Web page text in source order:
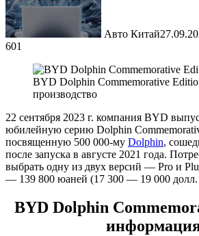
Авто Китай
601
BYD Dolphin Commemorative
производство
22 сентября 2023 г. компания BYD
юбилейную серию Dolphin
посвященную 500 000-му Dolphin,
после запуска в августе 2021 года.
выбрать одну из двух версий — Pro и
— 139 800 юаней (17 300 — 19 000
BYD Dolphin